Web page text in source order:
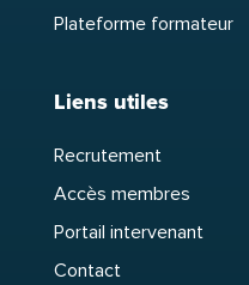
Plateforme formateur
Liens utiles
Recrutement
Accès membres
Portail intervenant
Contact